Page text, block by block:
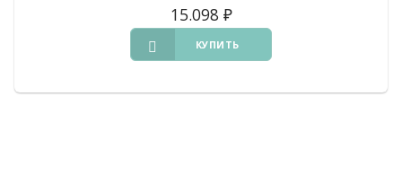
15.098 ₽
КУПИТЬ